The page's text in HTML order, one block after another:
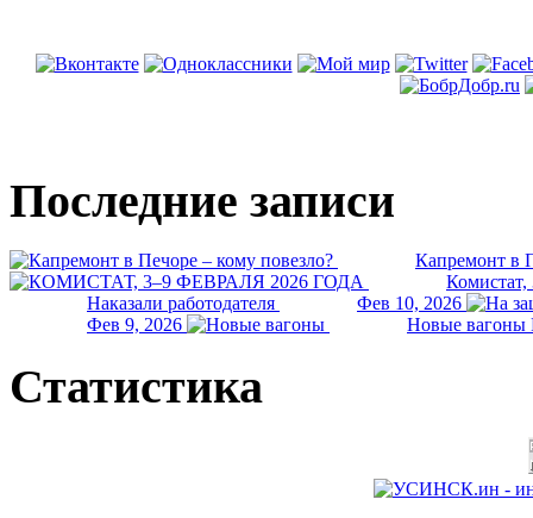
Последние записи
Капремонт в
Комистат,
Наказали работодателя
Фев 10, 2026
Фев 9, 2026
Новые вагоны
Статистика